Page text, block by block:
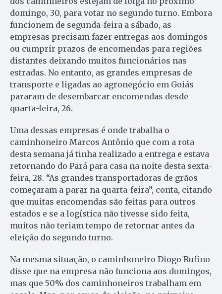
domingo, 30, para votar no segundo turno. Embora
funcionem de segunda-feira a sábado, as
empresas precisam fazer entregas aos domingos
ou cumprir prazos de encomendas para regiões
distantes deixando muitos funcionários nas
estradas. No entanto, as grandes empresas de
transporte e ligadas ao agronegócio em Goiás
pararam de desembarcar encomendas desde
quarta-feira, 26.
Uma dessas empresas é onde trabalha o
caminhoneiro Marcos Antônio que com a rota
desta semana já tinha realizado a entrega e estava
retornando do Pará para casa na noite desta sexta-
feira, 28. “As grandes transportadoras de grãos
começaram a parar na quarta-feira”, conta, citando
que muitas encomendas são feitas para outros
estados e se a logística não tivesse sido feita,
muitos não teriam tempo de retornar antes da
eleição do segundo turno.
Na mesma situação, o caminhoneiro Diogo Rufino
disse que na empresa não funciona aos domingos,
mas que 50% dos caminhoneiros trabalham em